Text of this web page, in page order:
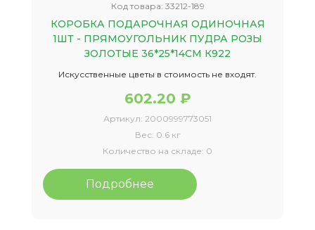
Код товара: 33212-189
КОРОБКА ПОДАРОЧНАЯ ОДИНОЧНАЯ
1ШТ - ПРЯМОУГОЛЬНИК ПУДРА РОЗЫ
ЗОЛОТЫЕ 36*25*14СМ К922
Искусственные цветы в стоимость не входят.
602.20 ₽
Артикул: 2000999773051
Вес: 0.6 кг
Количество на складе: 0
Подробнее